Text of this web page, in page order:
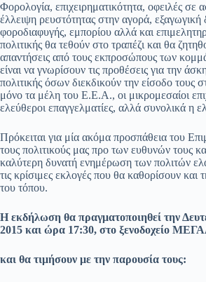
Φορολογία, επιχειρηματικότητα, οφειλές σε
έλλειψη ρευστότητας στην αγορά, εξαγωγική
φοροδιαφυγής, εμπορίου αλλά και
πολιτικής θα τεθούν στο τραπέζι και θα
απαντήσεις από τους εκπροσώπους των
είναι να γνωρίσουν τις προθέσεις για την
πολιτικής όσων διεκδικούν την είσοδο τους
μόνο τα μέλη του Ε.Ε.Α., οι μικρομεσαίοι
ελεύθεροι επαγγελματίες, αλλά συνολικά η
Πρόκειται για μία ακόμα προσπάθεια του
τους πολιτικούς μας προ των ευθυνών τους
καλύτερη δυνατή ενημέρωση των πολιτών
τις κρίσιμες εκλογές που θα καθορίσουν και
του τόπου.
Η εκδήλωση θα πραγματοποιηθεί την
2015 και ώρα 17:30, στο ξενοδοχείο
και θα τιμήσουν με την παρουσία τους: